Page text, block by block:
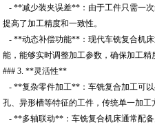
- **减少装夹误差**：由于工件只需一
提高了加工精度和一致性。
- **动态补偿功能**：现代车铣复合机
能，能够实时调整加工参数，确保加工精
### 3. **灵活性**
- **复杂零件加工**：车铣复合加工可
孔、异形槽等特征的工件，传统单一加工
- **多轴联动**：车铣复合机床通常配